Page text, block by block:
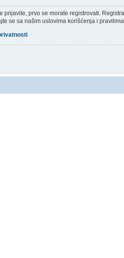
prijavite, prvo se morate registrovati.
se sa našim uslovima korišćenja i